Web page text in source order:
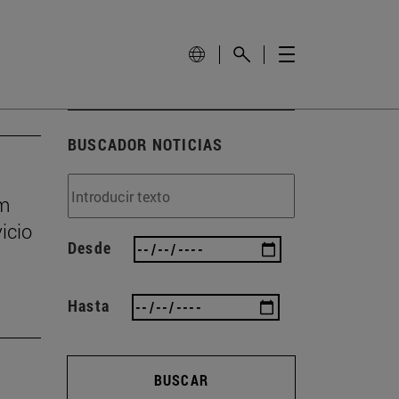
BUSCADOR NOTICIAS
Desde
Hasta
BUSCAR